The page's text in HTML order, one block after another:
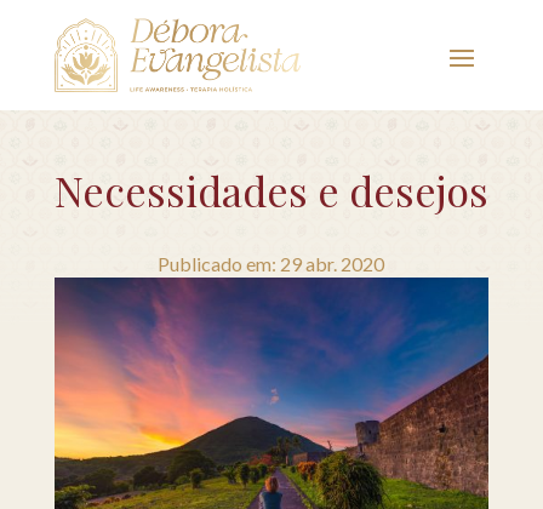
Necessidades e desejos
Publicado em: 29 abr. 2020